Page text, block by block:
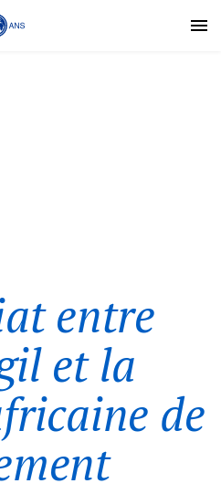
entre
et la
de